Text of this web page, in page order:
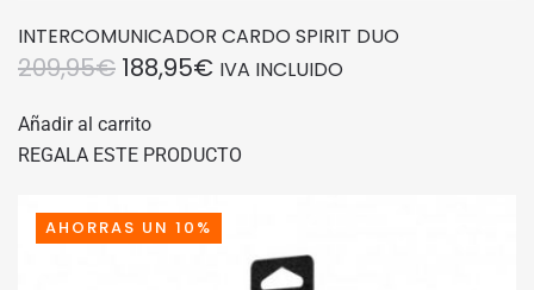
INTERCOMUNICADOR CARDO SPIRIT DUO
209,95€ EL
ORIGINAL
209,95€.
188,95€EL
188,95€.
IVA INCLUIDO
Añadir al carrito
REGALA ESTE PRODUCTO
AHORRAS UN 10%